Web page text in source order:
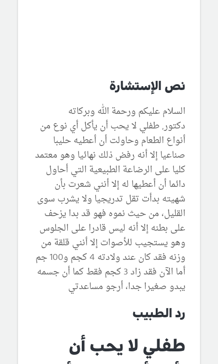
نص الإستشارة
السلام عليكم ورحمة الله وبركاته
دكتور, طفلي لا يحب أن يأكل أي نوع من
أنواع الطعام وحاولت أن أعطيه حليبا
صناعيا إلا أنه رفض ذلك نهائيا وهو معتمد
كليا على الرضاعة الطبيعية التي أحاول
دائما أن أعطيها له إلا أنني شعرت بأن
شهيته بدأت تقل تدريجيا ولا يشرب سوى
القليل، من حيث نموه فهو قد بدا يزحف
على بطنه إلا أنه ليس قادرا على الجلوس
وهو يستجيب للأصوات إلا أنني قلقة من
وزنه فقد كان عند ولادته 4 كجم و100 جم
أما الآن فقد زاد 3 كجم فقط كما أن جسمه
يبدو صغيرا جدا، أرجو مساعدتي
رد الطبيب
طفلي لا يحب أن